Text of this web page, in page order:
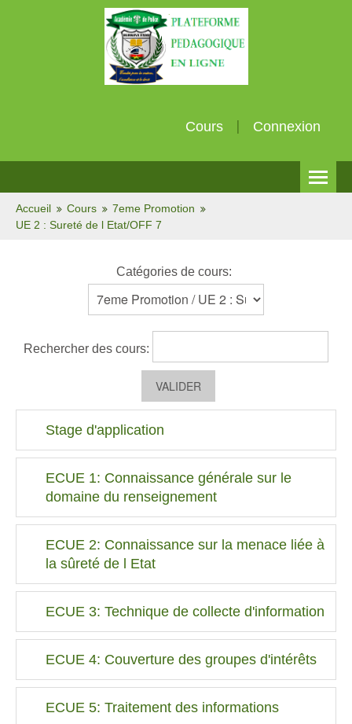
Cours Connexion
Français (fr)
Accueil Cours
7eme Promotion
UE 2 : Sureté de l Etat/OFF 7
Catégories de cours:
Rechercher des cours:
Stage d'application
ECUE 1: Connaissance générale sur le
domaine du renseignement
ECUE 2: Connaissance sur la menace liée à
la sûreté de l Etat
ECUE 3: Technique de collecte d'information
ECUE 4: Couverture des groupes d'intérêts
ECUE 5: Traitement des informations